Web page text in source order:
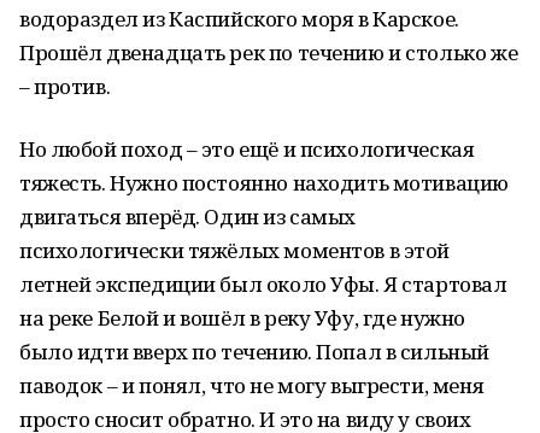
водораздел из Каспийского моря в Карское.
Прошёл двенадцать рек по течению и столько же
– против.
Но любой поход – это ещё и психологическая
тяжесть. Нужно постоянно находить мотивацию
двигаться вперёд. Один из самых
психологически тяжёлых моментов в этой
летней экспедиции был около Уфы. Я стартовал
на реке Белой и вошёл в реку Уфу, где нужно
было идти вверх по течению. Попал в сильный
паводок – и понял, что не могу выгрести, меня
просто сносит обратно. И это на виду у своих